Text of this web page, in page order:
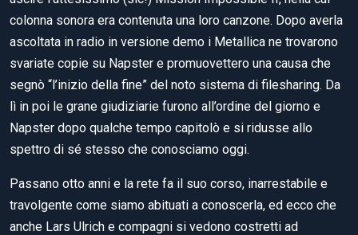
colonna sonora era contenuta una loro canzone. Dopo averla
ascoltata in radio in versione demo i Metallica ne trovarono
svariate copie su Napster e promuovettero una causa che
segnò “l’inizio della fine” del noto sistema di filesharing. Da
lì in poi le grane giudiziarie furono all’ordine del giorno e
Napster dopo qualche tempo capitolò e si ridusse allo
spettro di sé stesso che conosciamo oggi.
Passano otto anni e la rete fa il suo corso, inarrestabile e
travolgente come siamo abituati a conoscerla, ed ecco che
anche Lars Ulrich e compagni si vedono costretti ad